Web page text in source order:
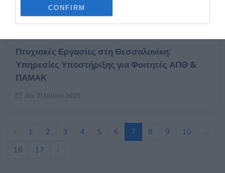
CONFIRM
Πτυχιακές Εργασίες στη Θεσσαλονίκη:
Υπηρεσίες Υποστήριξης για Φοιτητές ΑΠΘ &
ΠΑΜΑΚ
Δευ 21 Ιουλίου 2025
‹ 1 2 3 4 5 6 7 8 9 10
16
17 ›